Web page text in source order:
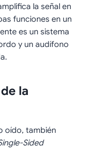
la señal en
funciones en un
es un sistema
y un audífono
la
oído, también
Sided